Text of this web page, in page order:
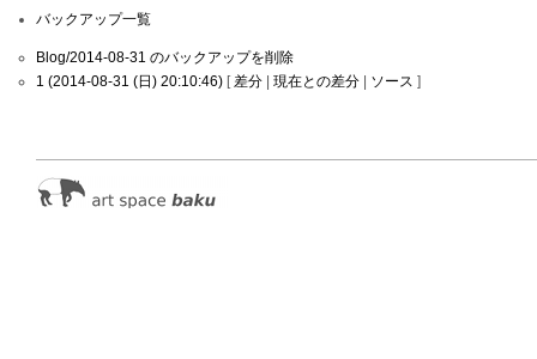
バックアップ一覧
Blog/2014-08-31 のバックアップを削除
1 (2014-08-31 (日) 20:10:46) [差分 現在との差分 ソース ]